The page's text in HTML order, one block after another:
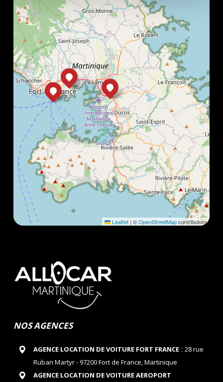
Leaflet | ©OpenStreetMapcontributors
NOS AGENCES
AGENCE LOCATION DE VOITURE FORT FRANCE: 28 rue
Ruban Martyr - 97200 Fort de France, Martinique
AGENCE LOCATION DE VOITURE AEROPORT